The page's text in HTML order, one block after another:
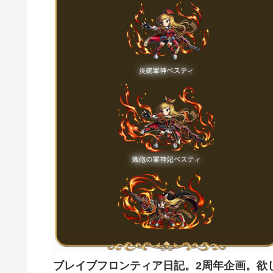
ブレイブフロンティア日記。2周年企画。欲